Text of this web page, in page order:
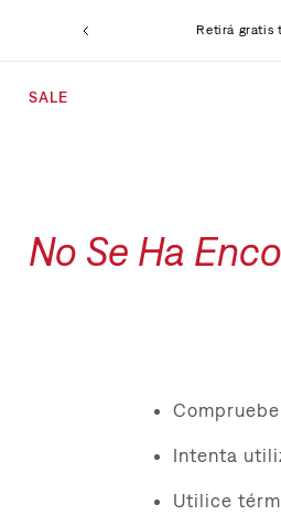
Retirá gratis
SALE
No Se Ha
Intenta
Utilice